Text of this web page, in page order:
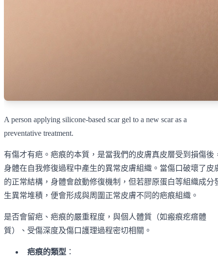
A person applying silicone-based scar gel to a new scar as a
preventative treatment.
有傷才有疤。疤痕的本質，是當我們的皮膚真皮層受到損傷後
身體在自我修復過程中產生的異常皮膚組織。當傷口破壞了皮
的正常結構，身體會啟動修復機制，但若膠原蛋白等組織成分
生異常堆積，便會形成與周圍正常皮膚不同的疤痕組織。
是否會留疤、疤痕的嚴重程度，與個人體質（如瘢痕疙瘩體
質）、受傷深度及傷口護理過程密切相關。
疤痕的類型 ：